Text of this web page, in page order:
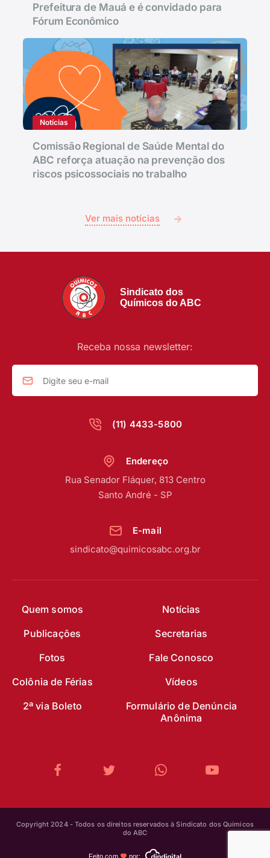
Prefeitura de Mauá e é convidado para
Fórum Econômico
Notícias
Comissão Regional de Saúde Mental do
ABC reforça atuação na prevenção dos
riscos psicossociais no trabalho
Ver mais notícias
Sindicato dos
Químicos do ABC
(11) 4433-5800
Receba nossa newsletter:
Quem somos
Notícias
Publicações
Secretarias
Fotos
Fale Conosco
Colônia de Férias
Vídeos
2ª via Boleto
Formulário de Denúncia
Anônima
Endereço
Rua Senador Fláquer, 813 Centro
Santo André - SP
E-mail
sindicato@quimicosabc.org.br
Copyright 2024 - Todos os direitos reservados à Sindicato dos Químicos
do ABC
Feito com por: